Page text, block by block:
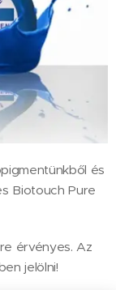
és
Biotouch Pure
érvényes. Az
jelölni!